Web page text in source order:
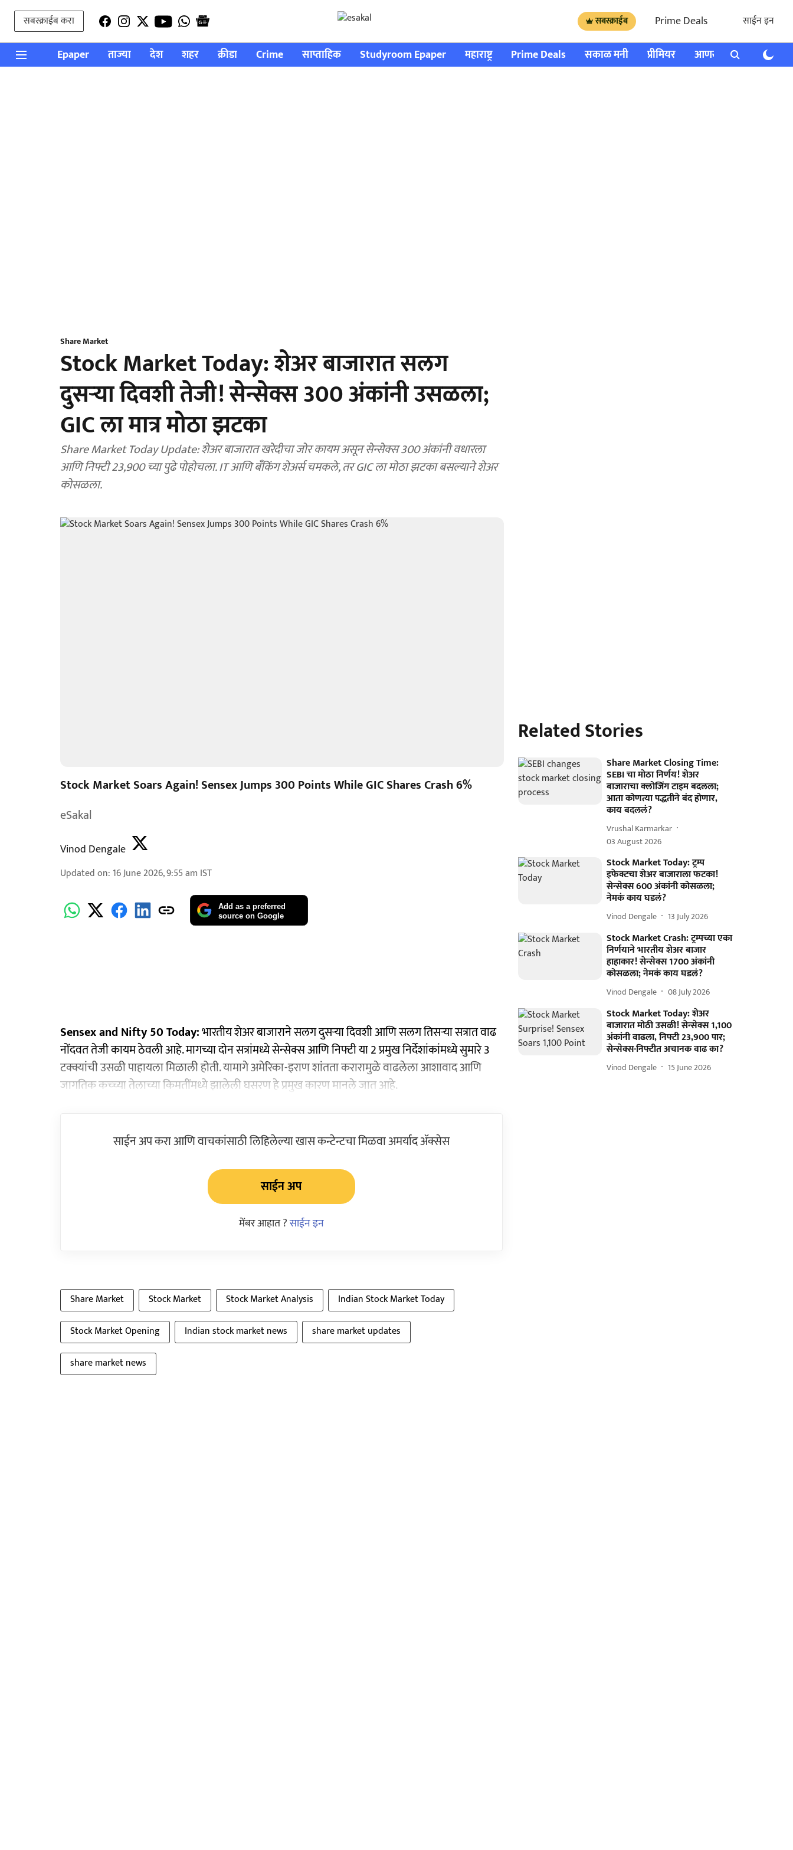
सबस्क्राईब करा सबस्क्राईब Prime Deals साईन इन
Epaper ताज्या देश शहर क्रीडा Crime साप्ताहिक Studyroom Epaper महाराष्ट्र Prime Deals सकाळ मनी प्रीमियर आणखी राशी भविष्य
Share Market
Stock Market Today: शेअर बाजारात सलग
दुसऱ्या दिवशी तेजी! सेन्सेक्स 300 अंकांनी उसळला;
GIC ला मात्र मोठा झटका
Share Market Today Update: शेअर बाजारात खरेदीचा जोर कायम असून सेन्सेक्स 300 अंकांनी वधारला
आणि निफ्टी 23,900 च्या पुढे पोहोचला. IT आणि बँकिंग शेअर्स चमकले, तर GIC ला मोठा झटका बसल्याने शेअर
कोसळला.
Stock Market Soars Again! Sensex Jumps 300 Points While GIC Shares Crash 6%
eSakal
Vinod Dengale
Updated on: 16 June 2026, 9:55 am IST
Add as a preferred
source on Google
Sensex and Nifty 50 Today:भारतीय शेअर बाजाराने सलग दुसऱ्या दिवशी आणि सलग तिसऱ्या सत्रात वाढ
नोंदवत तेजी कायम ठेवली आहे. मागच्या दोन सत्रांमध्ये सेन्सेक्स आणि निफ्टी या 2 प्रमुख निर्देशांकांमध्ये सुमारे 3
टक्क्यांची उसळी पाहायला मिळाली होती. यामागे अमेरिका-इराण शांतता करारामुळे वाढलेला आशावाद आणि
जागतिक कच्च्या तेलाच्या किमतींमध्ये झालेली घसरण हे प्रमुख कारण मानले जात आहे.
साईन अप करा आणि वाचकांसाठी लिहिलेल्या खास कन्टेन्टचा मिळवा अमर्याद ॲक्सेस
साईन अप
मेंबर आहात ?साईन इन
Share Market Stock Market Stock Market Analysis
Indian Stock Market Today
Stock Market Opening
Indian stock market news
share market updates
share market news
Related Stories
Share Market Closing Time:
SEBI चा मोठा निर्णय! शेअर
बाजाराचा क्लोजिंग टाइम बदलला;
आता कोणत्या पद्धतीने बंद होणार,
काय बदललं?
Vrushal Karmarkar
03 August 2026
Stock Market Today: ट्रम्प
इफेक्टचा शेअर बाजाराला फटका!
सेन्सेक्स 600 अंकांनी कोसळला;
नेमकं काय घडलं?
Vinod Dengale 13 July 2026
Stock Market Crash: ट्रम्पच्या एका
निर्णयाने भारतीय शेअर बाजार
हाहाकार! सेन्सेक्स 1700 अंकांनी
कोसळला; नेमकं काय घडलं?
Vinod Dengale 08 July 2026
Stock Market Today: शेअर
बाजारात मोठी उसळी! सेन्सेक्स 1,100
अंकांनी वाढला, निफ्टी 23,900 पार;
सेन्सेक्स-निफ्टीत अचानक वाढ का?
Vinod Dengale 15 June 2026